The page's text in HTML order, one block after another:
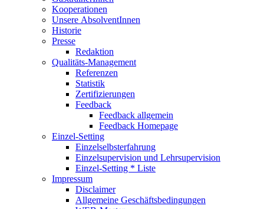
Kooperationen
Unsere AbsolventInnen
Historie
Presse
Redaktion
Qualitäts-Management
Referenzen
Statistik
Zertifizierungen
Feedback
Feedback allgemein
Feedback Homepage
Einzel-Setting
Einzelselbsterfahrung
Einzelsupervision und Lehrsupervision
Einzel-Setting * Liste
Impressum
Disclaimer
Allgemeine Geschäftsbedingungen